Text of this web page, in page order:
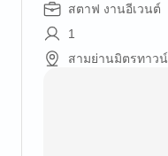
สตาฟ งานอีเวนต์
1
สามย่านมิตรทาวน์